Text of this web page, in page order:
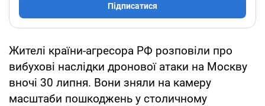
Підписатися
Жителі країни-агресора РФ розповіли про
вибухові наслідки дронової атаки на Москву
вночі 30 липня. Вони зняли на камеру
масштаби пошкоджень у столичному